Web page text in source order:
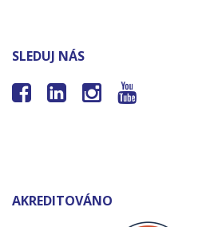
SLEDUJ NÁS
   
AKREDITOVÁNO